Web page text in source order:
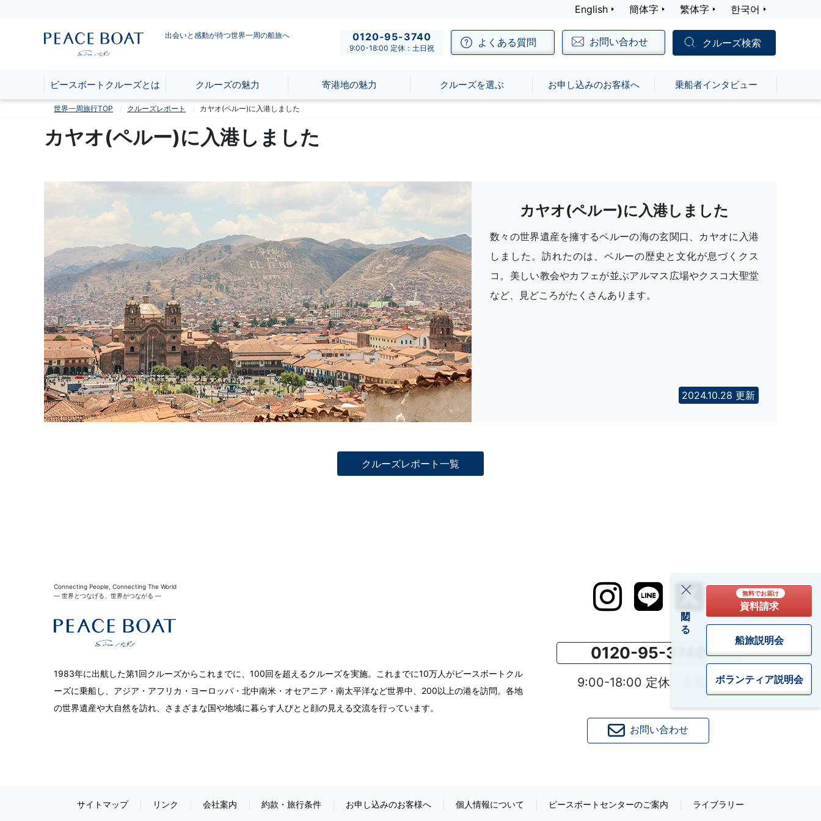
English 簡体字 繁体字 한국어
出会いと感動が待つ世界一周の船旅へ 0120-95-3740
9:00-18:00 定休：土日祝 よくある質問 お問い合わせ クルーズ検索
ピースボートクルーズとは クルーズの魅力 寄港地の魅力 クルーズを選ぶ お申し込みのお客様へ 乗船者インタビュー
閉じる
無料でお届け
資料請求
船旅説明会
ボランティア説明会
世界一周旅行TOP クルーズレポート カヤオ(ペルー)に入港しました
カヤオ(ペルー)に入港しました
カヤオ(ペルー)に入港しました
数々の世界遺産を擁するペルーの海の玄関口、カヤオに入港
しました。訪れたのは、ペルーの歴史と文化が息づくクス
コ。美しい教会やカフェが並ぶアルマス広場やクスコ大聖堂
など、見どころがたくさんあります。
2024.10.28 更新
クルーズレポート一覧
0120-95-3740
9:00-18:00 定休：土日祝
お問い合わせ
Connecting People, Connecting The World
― 世界とつなげる、世界がつながる ―
1983年に出航した第1回クルーズからこれまでに、100回を超えるクルーズを実施。これまでに10万人がピースボートクル
ーズに乗船し、アジア・アフリカ・ヨーロッパ・北中南米・オセアニア・南太平洋など世界中、200以上の港を訪問。各地
の世界遺産や大自然を訪れ、さまざまな国や地域に暮らす人びとと顔の見える交流を行っています。
サイトマップ リンク 会社案内 約款・旅行条件 お申し込みのお客様へ 個人情報について ピースボートセンターのご案内 ライブラリー